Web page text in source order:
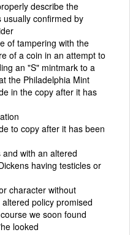
describe the
confirmed by
of tampering with the
of a coin in an attempt to
an "S" mintmark to a
the Philadelphia Mint
in the copy after it has
to copy after it has been
with an altered
having testicles or
character without
policy promised
we soon found
looked